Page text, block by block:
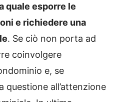
quale esporre le
e richiedere una
. Se ciò non porta ad
coinvolgere
e, se
questione all’attenzione